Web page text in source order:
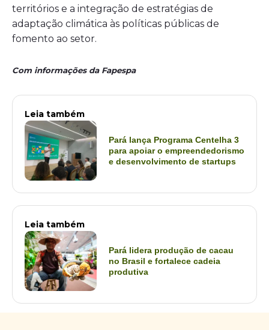
territórios e a integração de estratégias de
adaptação climática às políticas públicas de
fomento ao setor.
Com informações da Fapespa
Leia também
Pará lança Programa Centelha 3
para apoiar o empreendedorismo
e desenvolvimento de startups
Leia também
Pará lidera produção de cacau
no Brasil e fortalece cadeia
produtiva